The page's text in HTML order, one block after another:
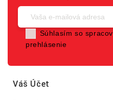
Súhlasím so
prehlásenie
Váš Účet